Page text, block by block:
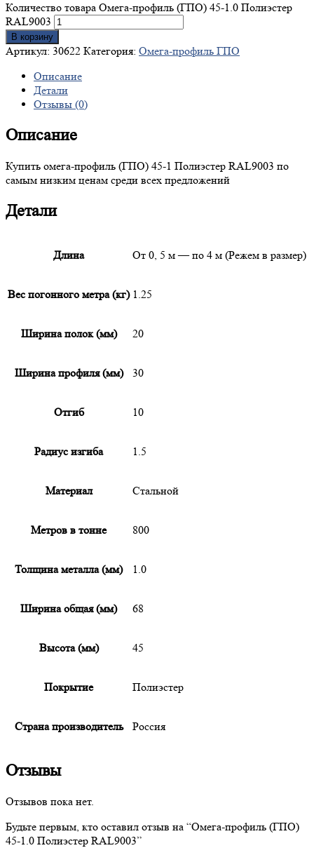
Количество товара Омега-профиль (ГПО) 45-1.0 Полиэстер
RAL9003
В корзину
Артикул: 30622 Категория: Омега-профиль ГПО
Описание
Детали
Отзывы (0)
Описание
Купить омега-профиль (ГПО) 45-1 Полиэстер RAL9003 по
самым низким ценам среди всех предложений
Детали
Длина От 0, 5 м — по 4 м (Режем в размер)
Вес погонного метра (кг) 1.25
Ширина полок (мм) 20
Ширина профиля (мм) 30
Отгиб 10
Радиус изгиба 1.5
Материал Стальной
Метров в тонне 800
Толщина металла (мм) 1.0
Ширина общая (мм) 68
Высота (мм) 45
Покрытие Полиэстер
Страна производитель Россия
Отзывы
Отзывов пока нет.
Будьте первым, кто оставил отзыв на “Омега-профиль (ГПО)
45-1.0 Полиэстер RAL9003”